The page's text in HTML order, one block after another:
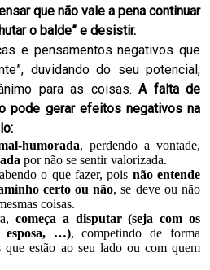
que não vale a pena continuar
o balde” e desistir.
e pensamentos negativos que
duvidando do seu potencial,
para as coisas. A falta de
pode gerar efeitos negativos na
humorada, perdendo a vontade,
por não se sentir valorizada.
o que fazer, pois não entende
certo ou não, se deve ou não
coisas.
começa a disputar (seja com os
esposa, …), competindo de forma
que estão ao seu lado ou com quem